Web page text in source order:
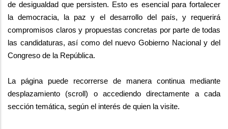
de desigualdad que persisten. Esto es esencial para fortalecer
la democracia, la paz y el desarrollo del país, y requerirá
compromisos claros y propuestas concretas por parte de todas
las candidaturas, así como del nuevo Gobierno Nacional y del
Congreso de la República.
La página puede recorrerse de manera continua mediante
desplazamiento (scroll) o accediendo directamente a cada
sección temática, según el interés de quien la visite.